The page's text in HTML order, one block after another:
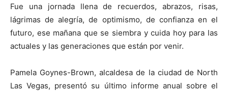
Fue una jornada llena de recuerdos, abrazos, risas,
lágrimas de alegría, de optimismo, de confianza en el
futuro, ese mañana que se siembra y cuida hoy para las
actuales y las generaciones que están por venir.
Pamela Goynes-Brown, alcaldesa de la ciudad de North
Las Vegas, presentó su último informe anual sobre el